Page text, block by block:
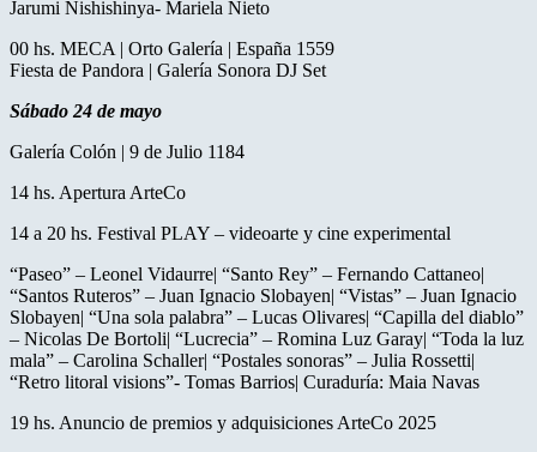
Jarumi Nishishinya- Mariela Nieto
00 hs. MECA | Orto Galería | España 1559
Fiesta de Pandora | Galería Sonora DJ Set
Sábado 24 de mayo
Galería Colón | 9 de Julio 1184
14 hs. Apertura ArteCo
14 a 20 hs. Festival PLAY – videoarte y cine experimental
“Paseo” – Leonel Vidaurre| “Santo Rey” – Fernando Cattaneo|
“Santos Ruteros” – Juan Ignacio Slobayen| “Vistas” – Juan Ignacio
Slobayen| “Una sola palabra” – Lucas Olivares| “Capilla del diablo”
– Nicolas De Bortoli| “Lucrecia” – Romina Luz Garay| “Toda la luz
mala” – Carolina Schaller| “Postales sonoras” – Julia Rossetti|
“Retro litoral visions”- Tomas Barrios| Curaduría: Maia Navas
19 hs. Anuncio de premios y adquisiciones ArteCo 2025